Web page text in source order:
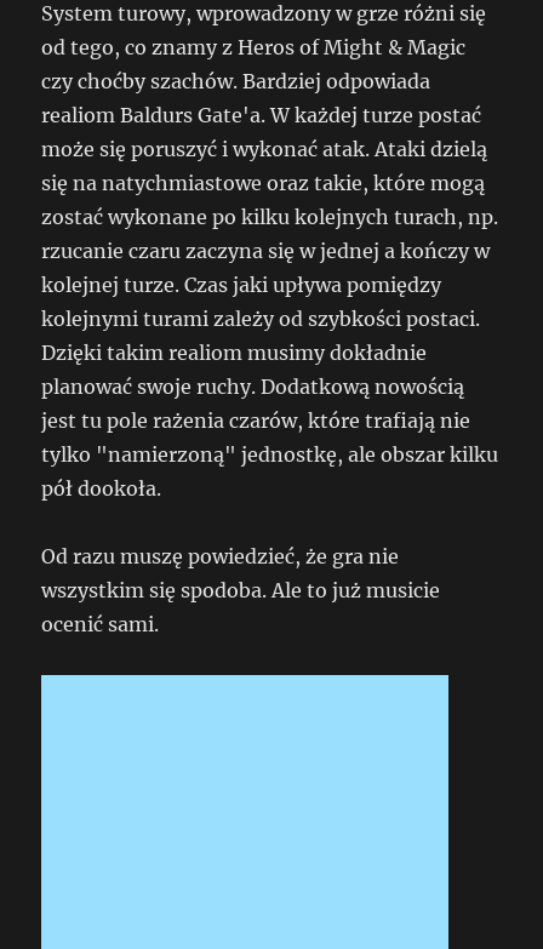
System turowy, wprowadzony w grze różni się
od tego, co znamy z Heros of Might & Magic
czy choćby szachów. Bardziej odpowiada
realiom Baldurs Gate'a. W każdej turze postać
może się poruszyć i wykonać atak. Ataki dzielą
się na natychmiastowe oraz takie, które mogą
zostać wykonane po kilku kolejnych turach, np.
rzucanie czaru zaczyna się w jednej a kończy w
kolejnej turze. Czas jaki upływa pomiędzy
kolejnymi turami zależy od szybkości postaci.
Dzięki takim realiom musimy dokładnie
planować swoje ruchy. Dodatkową nowością
jest tu pole rażenia czarów, które trafiają nie
tylko "namierzoną" jednostkę, ale obszar kilku
pół dookoła.
Od razu muszę powiedzieć, że gra nie
wszystkim się spodoba. Ale to już musicie
ocenić sami.